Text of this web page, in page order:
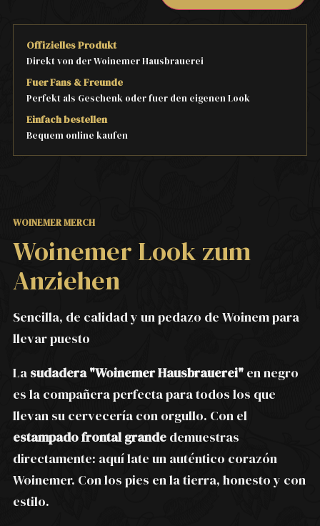
Offizielles Produkt
Direkt von der Woinemer Hausbrauerei
Fuer Fans & Freunde
Perfekt als Geschenk oder fuer den eigenen Look
Einfach bestellen
Bequem online kaufen
WOINEMER MERCH
Woinemer Look zum
Anziehen
Sencilla, de calidad y un pedazo de Woinem para
llevar puesto
La sudadera "Woinemer Hausbrauerei" en negro
es la compañera perfecta para todos los que
llevan su cervecería con orgullo. Con el
estampado frontal grande demuestras
directamente: aquí late un auténtico corazón
Woinemer. Con los pies en la tierra, honesto y con
estilo.